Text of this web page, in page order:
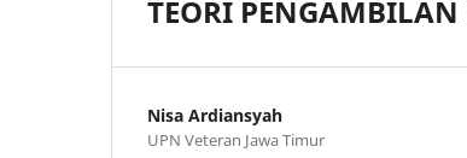
TEORI
Nisa Ardiansyah
UPN Veteran Jawa Timur